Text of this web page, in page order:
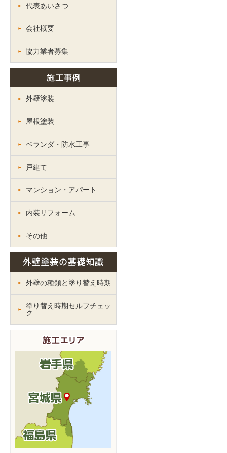
代表あいさつ
会社概要
協力業者募集
外壁塗装
屋根塗装
ベランダ・防水工事
戸建て
マンション・アパート
内装リフォーム
その他
外壁の種類と塗り替え時期
塗り替え時期セルフチェッ
ク